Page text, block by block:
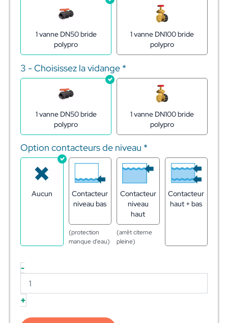
1 vanne DN50 bride
polypro
1 vanne DN100 bride
polypro
3 - Choisissez la vidange *
1 vanne DN50 bride
polypro
1 vanne DN100 bride
polypro
Option contacteurs de niveau *
Aucun
Contacteur
niveau bas
(protection
manque d'eau)
Contacteur
niveau
haut
(arrêt citerne
pleine)
Contacteur
haut + bas
-
+